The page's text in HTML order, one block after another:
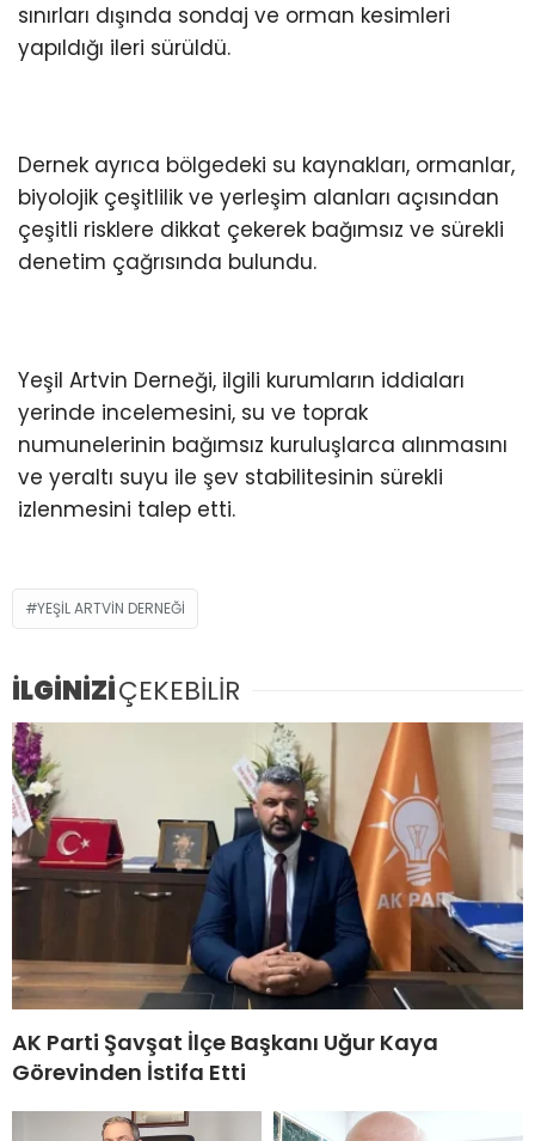
sınırları dışında sondaj ve orman kesimleri
yapıldığı ileri sürüldü.
Dernek ayrıca bölgedeki su kaynakları, ormanlar,
biyolojik çeşitlilik ve yerleşim alanları açısından
çeşitli risklere dikkat çekerek bağımsız ve sürekli
denetim çağrısında bulundu.
Yeşil Artvin Derneği, ilgili kurumların iddiaları
yerinde incelemesini, su ve toprak
numunelerinin bağımsız kuruluşlarca alınmasını
ve yeraltı suyu ile şev stabilitesinin sürekli
izlenmesini talep etti.
YEŞİL ARTVİN DERNEĞİ
İLGİNİZİÇEKEBİLİR
AK Parti Şavşat İlçe Başkanı Uğur Kaya
Görevinden İstifa Etti